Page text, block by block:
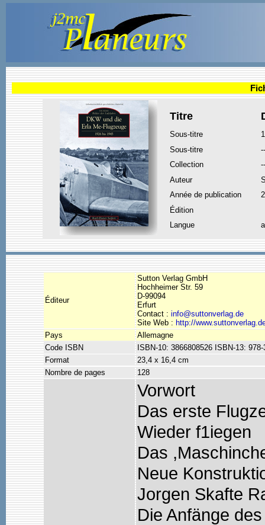
Titre
Sous-titre
Sous-titre
--
Collection
--
Auteur
Année de publication
Édition
Langue
Éditeur
Sutton Verlag GmbH
Hochheimer Str. 59
D-99094
Erfurt
Contact : info@suttonverlag.de
Site Web : http://
Pays
Allemagne
Code ISBN
ISBN-10: 3866808526 ISBN-13: 978-
Format
23,4 x 16,4 cm
Nombre de pages
128
Vorwort
Das erste
Wieder f1iegen
Das
Neue
Jorgen Skafte
Die Anfänge